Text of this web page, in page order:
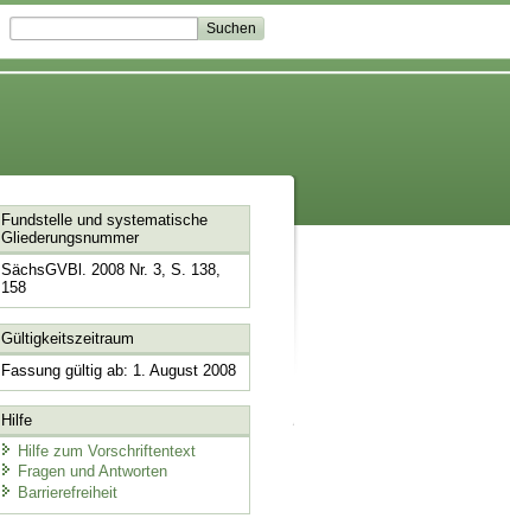
Fundstelle und systematische
Gliederungsnummer
SächsGVBl. 2008 Nr. 3, S. 138,
158
Gültigkeitszeitraum
Fassung gültig ab: 1. August 2008
Hilfe
Hilfe zum Vorschriftentext
Fragen und Antworten
Barrierefreiheit